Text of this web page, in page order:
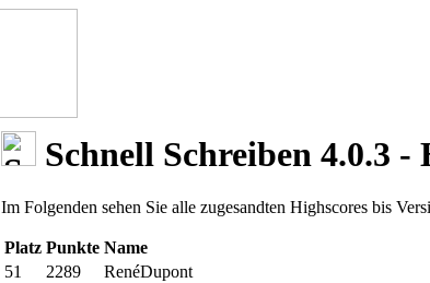
Schnell Schreiben 4.0.3 -
Im Folgenden sehen Sie alle zugesandten Highscores bis
Platz Punkte Name
51
2289
RenéDupont